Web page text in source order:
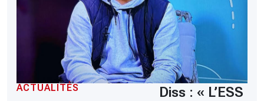
ACTUALITÉS
Diss : « L’ESS